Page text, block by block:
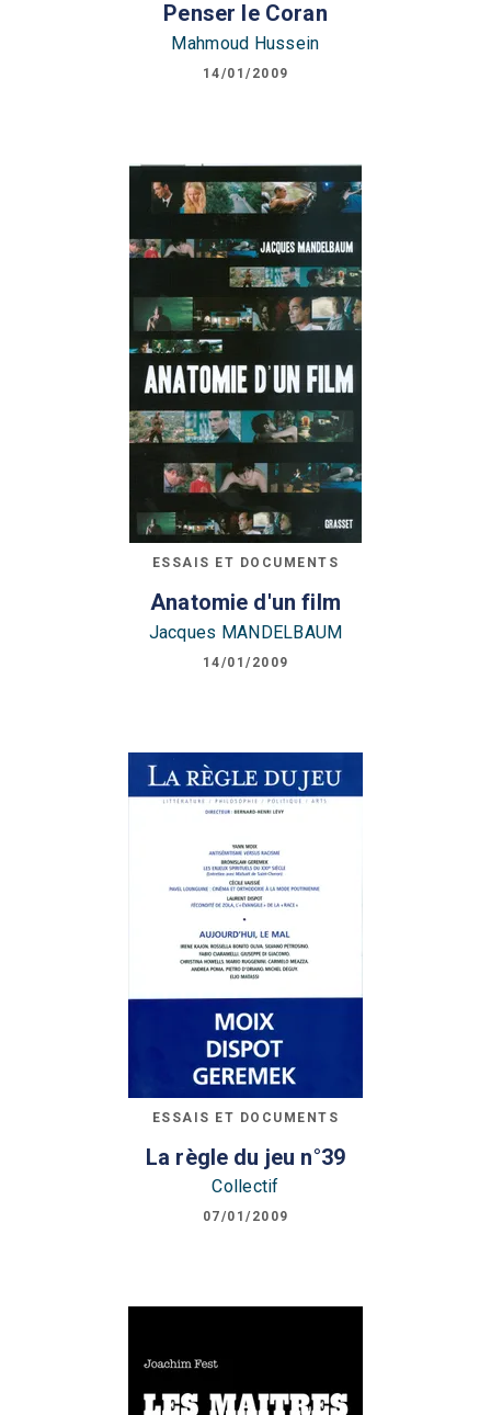
Penser le Coran
Mahmoud Hussein
14/01/2009
ESSAIS ET DOCUMENTS
Anatomie d'un film
Jacques MANDELBAUM
14/01/2009
ESSAIS ET DOCUMENTS
La règle du jeu n°39
Collectif
07/01/2009